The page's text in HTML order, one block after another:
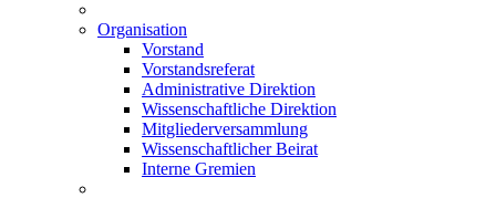
Organisation
Vorstand
Vorstandsreferat
Administrative Direktion
Wissenschaftliche Direktion
Mitgliederversammlung
Wissenschaftlicher Beirat
Interne Gremien